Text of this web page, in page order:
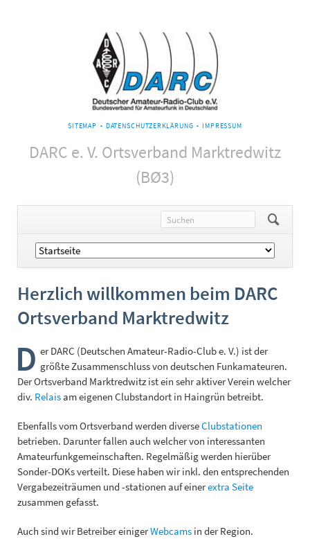
NAVIGATION
SITEMAP DATENSCHUTZERKLÄRUNG IMPRESSUM
DARC e. V. Ortsverband Marktredwitz
(BØ3)
Navigation
überspringen
Herzlich willkommen beim DARC
Ortsverband Marktredwitz
D er DARC (Deutschen Amateur-Radio-Club e. V.) ist der
größte Zusammenschluss von deutschen Funkamateuren.
Der Ortsverband Marktredwitz ist ein sehr aktiver Verein welcher
div. Relaisam eigenen Clubstandort in Haingrün betreibt.
Ebenfalls vom Ortsverband werden diverseClubstationen
betrieben. Darunter fallen auch welcher von interessanten
Amateurfunkgemeinschaften. Regelmäßig werden hierüber
Sonder-DOKs verteilt. Diese haben wir inkl. den entsprechenden
Vergabezeiträumen und -stationen auf einerextra Seite
zusammen gefasst.
Auch sind wir Betreiber einigerWebcamsin der Region.